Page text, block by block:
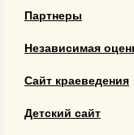
Партнеры
Независимая
Сайт краеведения
Детский сайт